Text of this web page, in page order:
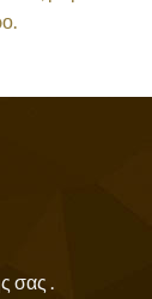
σας .